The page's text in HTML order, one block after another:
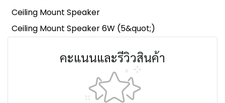
Ceiling Mount Speaker
Ceiling Mount Speaker 6W (5&quot;)
คะแนนและรีวิวสินค้า